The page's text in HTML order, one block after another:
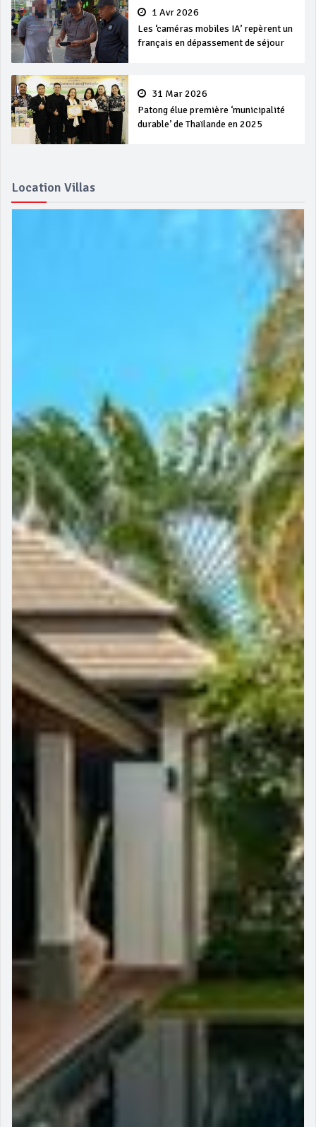
1 Avr 2026
Les ‘caméras mobiles IA’ repèrent un
français en dépassement de séjour
31 Mar 2026
Patong élue première ‘municipalité
durable’ de Thaïlande en 2025
Location Villas